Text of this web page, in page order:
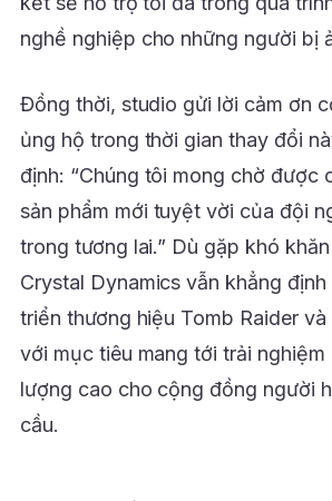
nghề nghiệp cho những người bị
Đồng thời, studio gửi lời cảm ơn
ủng hộ trong thời gian thay đổi
định: “Chúng tôi mong chờ được
sản phẩm mới tuyệt vời của đội
trong tương lai.” Dù gặp khó
Crystal Dynamics vẫn khẳng
triển thương hiệu Tomb Raider
với mục tiêu mang tới trải nghiệm
lượng cao cho cộng đồng người
cầu.